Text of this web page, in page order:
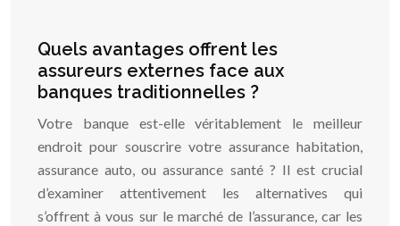
Quels avantages offrent les
assureurs externes face aux
banques traditionnelles ?
Votre banque est-elle véritablement le meilleur
endroit pour souscrire votre assurance habitation,
assurance auto, ou assurance santé ? Il est crucial
d’examiner attentivement les alternatives qui
s’offrent à vous sur le marché de l’assurance, car les